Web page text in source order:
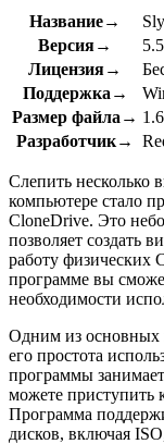
Название→
Версия→
Лицензия→
Поддержка→
Размер файла→
Разработчик→
Слепить несколько
компьютере стало
CloneDrive. Это
позволяет создать
работу физических
программе вы
необходимости
Одним из основных
его простота
программы
можете приступить
Программа
дисков, включая